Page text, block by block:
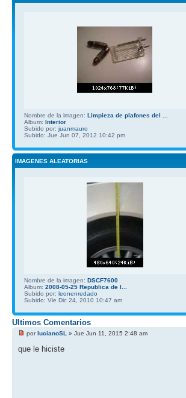
Nombre de la imagen: Limpieza de plafones del ...
Album: Interior
Subido por: juanmauro
Subido: Jue Jun 07, 2012 10:42 pm
IMAGENES ALEATORIAS
Nombre de la imagen: DSCF7600
Album: 2008-05-25 Republica de l...
Subido por: leonenredado
Subido: Vie Dic 24, 2010 10:47 am
Ultimos Comentarios
porlucianoSL » Jue Jun 11, 2015 2:48 am
que le hiciste